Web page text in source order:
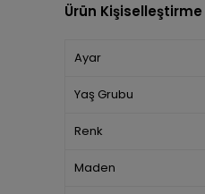
Ürün Kişiselleştirme
Ayar
Yaş Grubu
Renk
Maden